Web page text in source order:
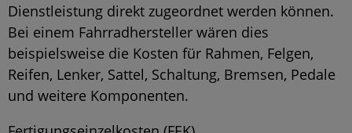
Dienstleistung direkt zugeordnet werden können.
Bei einem Fahrradhersteller wären dies
beispielsweise die Kosten für Rahmen, Felgen,
Reifen, Lenker, Sattel, Schaltung, Bremsen, Pedale
und weitere Komponenten.